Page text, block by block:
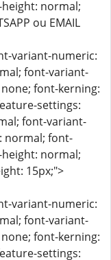
normal;
ou EMAIL
variant-numeric:
font-variant-
font-kerning:
settings:
font-variant-
normal; font-
normal;
15px;">
variant-numeric:
font-variant-
font-kerning:
settings: